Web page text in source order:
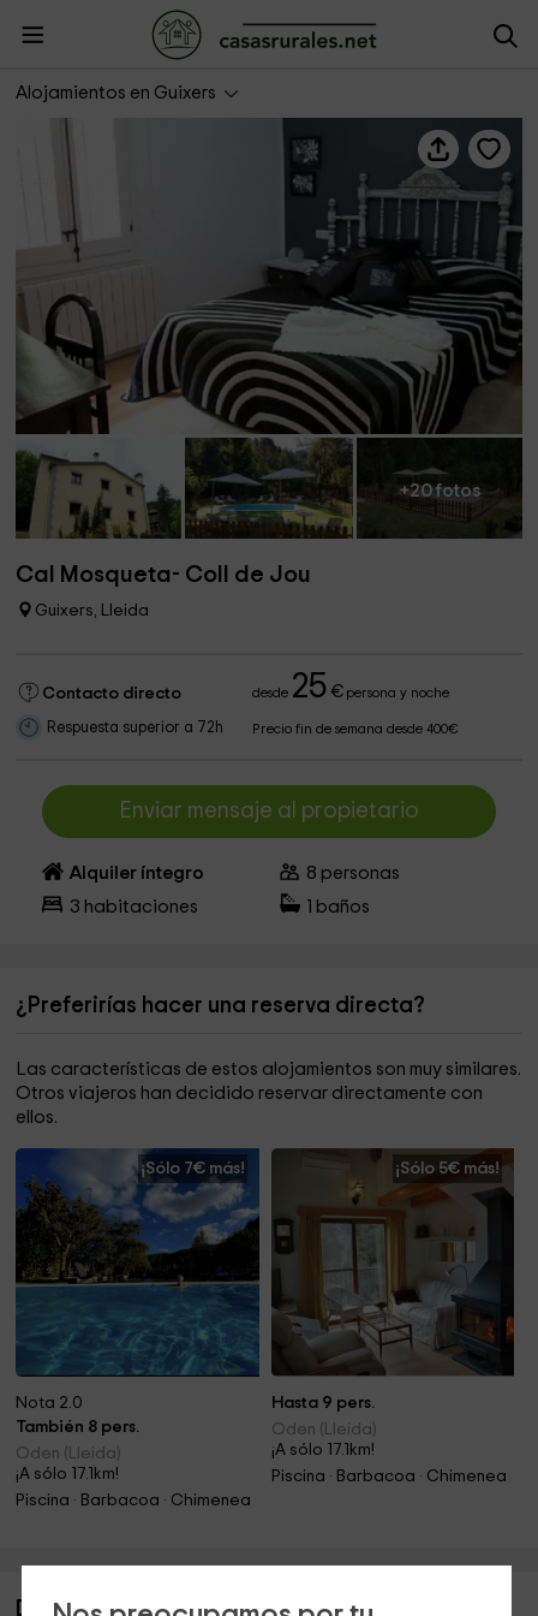
Alojamientos en Guixers
Cal Mosqueta- Coll de Jou
+20 fotos
Cal Mosqueta- Coll de Jou
Guixers, Lleida
Contacto directo desde 25 €persona y noche
Respuesta superior a 72h Precio fin de semana desde 400€
Enviar mensaje al propietario
Alquiler íntegro 8 personas
3 habitaciones baños
¿Preferirías hacer una reserva directa?
Las características de estos alojamientos son muy similares.
Otros viajeros han decidido reservar directamente con
ellos.
¡Sólo 7€ más!
Nota 2.0
También 8 pers.
Oden (Lleida)
¡A sólo 17.1km!
Piscina · Barbacoa · Chimenea
¡Sólo 5€ más!
Hasta 9 pers.
Oden (Lleida)
¡A sólo 17.1km!
Piscina · Barbacoa · Chimenea
Descripción de Cal Mosqueta- Coll de Jou